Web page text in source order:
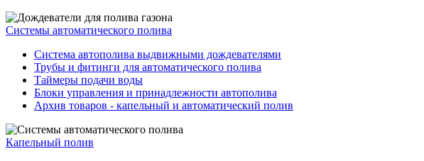
Системы автоматического полива
Система автополива выдвижными дождевателями
Трубы и фитинги для автоматического полива
Таймеры подачи воды
Блоки управления и принадлежности автополива
Архив товаров - капельный и автоматический полив
Капельный полив